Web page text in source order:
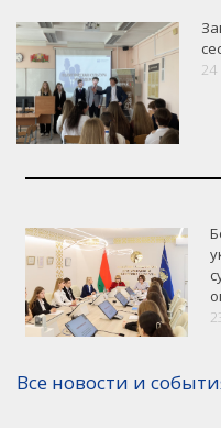
VK Google+
Все новости и